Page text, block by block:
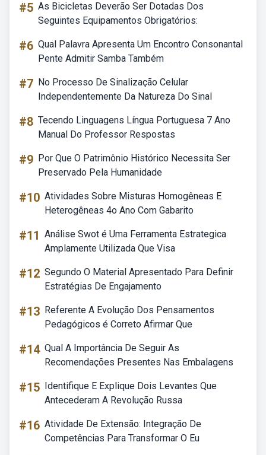
#5 As Bicicletas Deverão Ser Dotadas Dos
Seguintes Equipamentos Obrigatórios:
#6 Qual Palavra Apresenta Um Encontro Consonantal
Pente Admitir Samba Também
#7 No Processo De Sinalização Celular
Independentemente Da Natureza Do Sinal
#8 Tecendo Linguagens Língua Portuguesa 7 Ano
Manual Do Professor Respostas
#9 Por Que O Patrimônio Histórico Necessita Ser
Preservado Pela Humanidade
#10 Atividades Sobre Misturas Homogêneas E
Heterogêneas 4o Ano Com Gabarito
#11 Análise Swot é Uma Ferramenta Estrategica
Amplamente Utilizada Que Visa
#12 Segundo O Material Apresentado Para Definir
Estratégias De Engajamento
#13 Referente A Evolução Dos Pensamentos
Pedagógicos é Correto Afirmar Que
#14 Qual A Importância De Seguir As
Recomendações Presentes Nas Embalagens
#15 Identifique E Explique Dois Levantes Que
Antecederam A Revolução Russa
#16 Atividade De Extensão: Integração De
Competências Para Transformar O Eu